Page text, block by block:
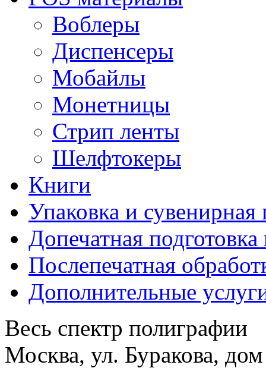
Воблеры
Диспенсеры
Мобайлы
Монетницы
Стрип ленты
Шелфтокеры
Книги
Упаковка и
Допечатная подготовка
Послепечатная
Дополнительные
Весь спектр полиграфии
Москва, ул. Буракова,